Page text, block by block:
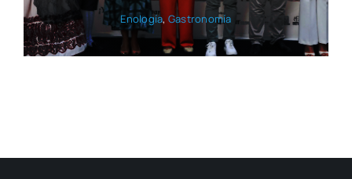
Eno­lo­gía, Gas­tro­no­mía